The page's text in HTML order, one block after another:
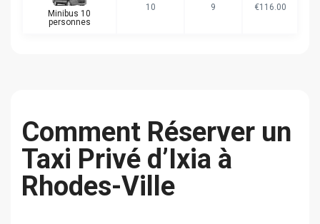
Minibus 10
personnes
10 9 €116.00
Comment Réserver un
Taxi Privé d’Ixia à
Rhodes-Ville